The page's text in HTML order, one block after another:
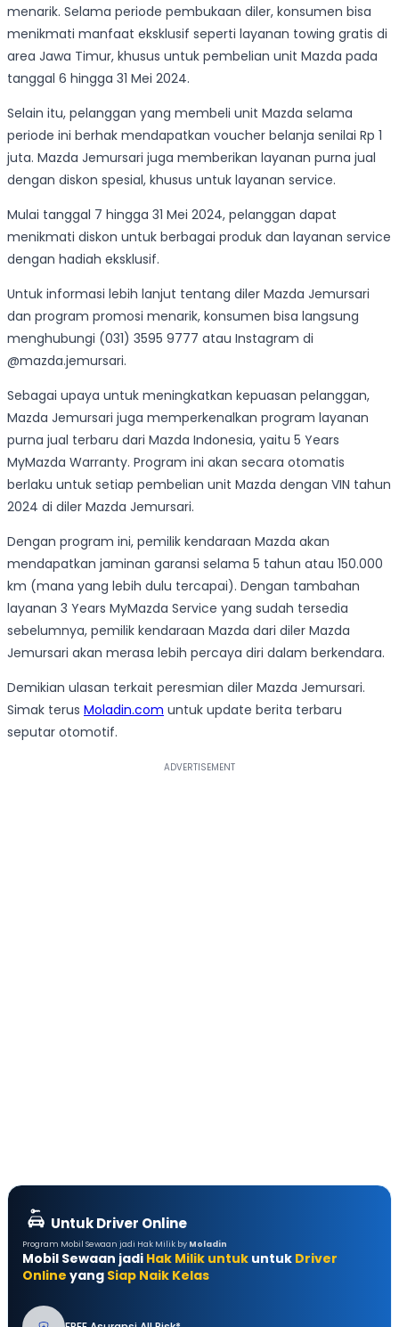
menarik. Selama periode pembukaan diler, konsumen bisa
menikmati manfaat eksklusif seperti layanan towing gratis di
area Jawa Timur, khusus untuk pembelian unit Mazda pada
tanggal 6 hingga 31 Mei 2024.
Selain itu, pelanggan yang membeli unit Mazda selama
periode ini berhak mendapatkan voucher belanja senilai Rp 1
juta. Mazda Jemursari juga memberikan layanan purna jual
dengan diskon spesial, khusus untuk layanan service.
Mulai tanggal 7 hingga 31 Mei 2024, pelanggan dapat
menikmati diskon untuk berbagai produk dan layanan service
dengan hadiah eksklusif.
Untuk informasi lebih lanjut tentang diler Mazda Jemursari
dan program promosi menarik, konsumen bisa langsung
menghubungi (031) 3595 9777 atau Instagram di
@mazda.jemursari.
Sebagai upaya untuk meningkatkan kepuasan pelanggan,
Mazda Jemursari juga memperkenalkan program layanan
purna jual terbaru dari Mazda Indonesia, yaitu 5 Years
MyMazda Warranty. Program ini akan secara otomatis
berlaku untuk setiap pembelian unit Mazda dengan VIN tahun
2024 di diler Mazda Jemursari.
Dengan program ini, pemilik kendaraan Mazda akan
mendapatkan jaminan garansi selama 5 tahun atau 150.000
km (mana yang lebih dulu tercapai). Dengan tambahan
layanan 3 Years MyMazda Service yang sudah tersedia
sebelumnya, pemilik kendaraan Mazda dari diler Mazda
Jemursari akan merasa lebih percaya diri dalam berkendara.
Demikian ulasan terkait peresmian diler Mazda Jemursari.
Simak terus Moladin.com untuk update berita terbaru
seputar otomotif.
Untuk Driver Online
Program Mobil Sewaan jadi Hak Milik by Moladin
Mobil Sewaan jadi Hak Milik untuk untuk Driver
Online yang Siap Naik Kelas